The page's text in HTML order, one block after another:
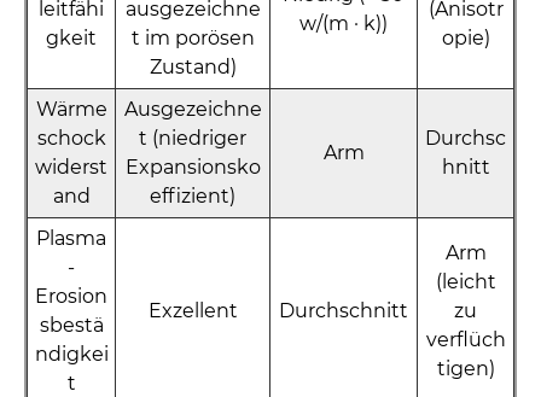
leitfähi
gkeit
ausgezeichne
t im porösen
Zustand)
w/(m · k))
(Anisotr
opie)
Wärme
schock
widerst
and
Ausgezeichne
t (niedriger
Expansionsko
effizient)
Arm
Durchsc
hnitt
Plasma
-
Erosion
sbestä
ndigkei
t
Exzellent Durchschnitt
Arm
(leicht
zu
verflüch
tigen)